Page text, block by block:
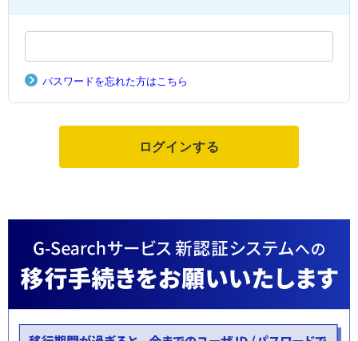
パスワードを忘れた方はこちら